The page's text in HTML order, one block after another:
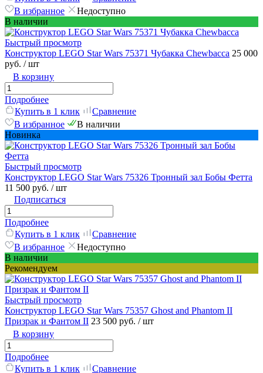
В избранное
Недоступно
В наличии
Быстрый просмотр
Конструктор LEGO Star Wars 75371 Чубакка Chewbacca 25 000
руб. / шт
В корзину
Подробнее
Купить в 1 клик
Сравнение
В избранное
В наличии
Новинка
Быстрый просмотр
Конструктор LEGO Star Wars 75326 Тронный зал Бобы Фетта
11 500 руб. / шт
Подписаться
Подробнее
Купить в 1 клик
Сравнение
В избранное
Недоступно
В наличии
Рекомендуем
Быстрый просмотр
Конструктор LEGO Star Wars 75357 Ghost and Phantom II
Призрак и Фантом II 23 500 руб. / шт
В корзину
Подробнее
Купить в 1 клик
Сравнение